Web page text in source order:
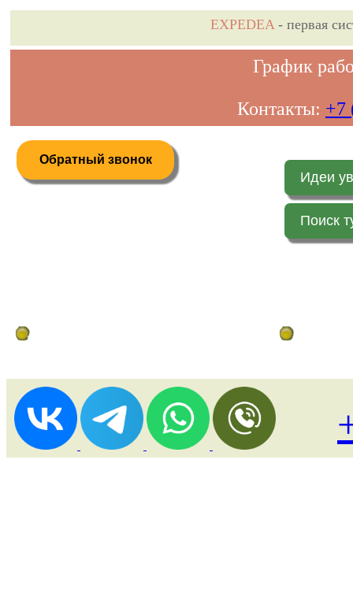
EXPEDEA- первая
График
Контакты: +7
Обратный звонок
Идеи
Поиск
Дистанционное бронирование туров